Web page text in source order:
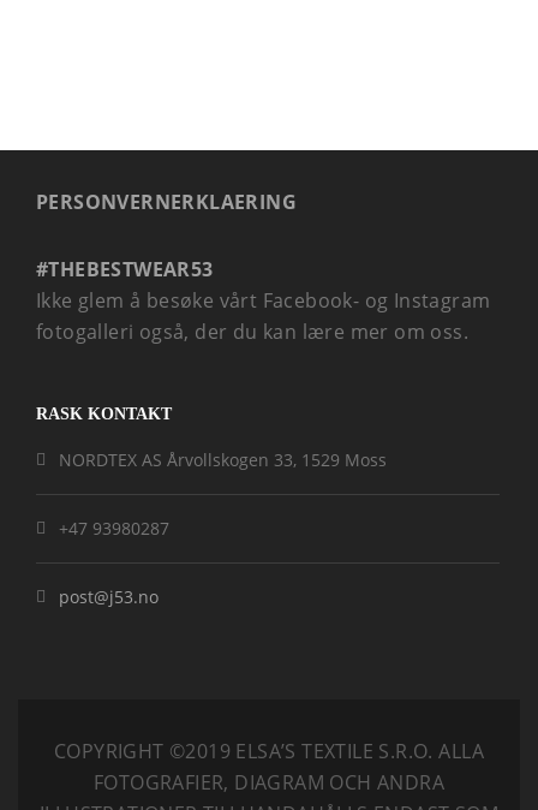
PERSONVERNERKLAERING
#THEBESTWEAR53
Ikke glem å besøke vårt Facebook- og Instagram
fotogalleri også, der du kan lære mer om oss.
RASK KONTAKT
NORDTEX AS Årvollskogen 33, 1529 Moss
+47 93980287
post@j53.no
COPYRIGHT ©2019 ELSA’S TEXTILE S.R.O. ALLA
FOTOGRAFIER, DIAGRAM OCH ANDRA